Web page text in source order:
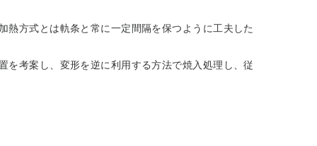
方式とは軌条と常に一定間隔を保つように工夫した
考案し、変形を逆に利用する方法で焼入処理し、従